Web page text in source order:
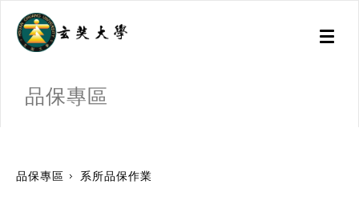
Toggle
品保專區
品保專區 系所品保作業